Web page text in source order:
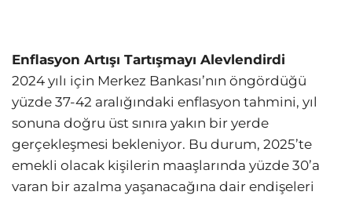
Enflasyon Artışı Tartışmayı Alevlendirdi
2024 yılı için Merkez Bankası’nın öngördüğü
yüzde 37-42 aralığındaki enflasyon tahmini, yıl
sonuna doğru üst sınıra yakın bir yerde
gerçekleşmesi bekleniyor. Bu durum, 2025’te
emekli olacak kişilerin maaşlarında yüzde 30’a
varan bir azalma yaşanacağına dair endişeleri